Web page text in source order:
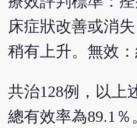
床症狀改善或消
稍有上升。無效
共治128例，以上
總有效率為89.1